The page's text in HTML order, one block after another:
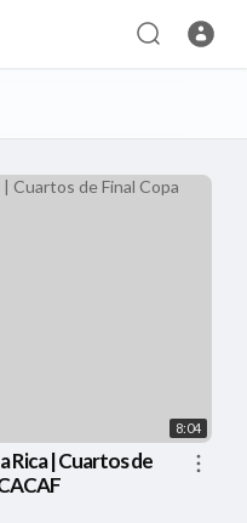
8:04
Rica | Cuartos de